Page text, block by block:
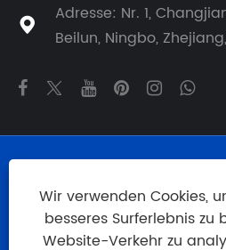

Adresse: Nr. 1,
Beilun, Ningbo,
Copyright © 2025
Technology Co., Ltd. Alle
Links | Sitemap |
Wir verwenden Cookies,
besseres Surferlebnis zu
Website-Verkehr zu